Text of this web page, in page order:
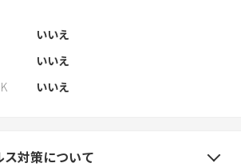
いいえ
いいえ
いいえ
対策について